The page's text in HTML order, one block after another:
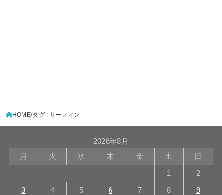
HOME タグ : サーフィン
2026年8月
月
火 水 木 金 土 日
1 2
3 4 5 6 7 8 9